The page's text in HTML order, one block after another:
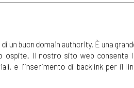
un buon domain authority. È una
ospite. Il nostro sito web consente
e l'inserimento di backlink per il